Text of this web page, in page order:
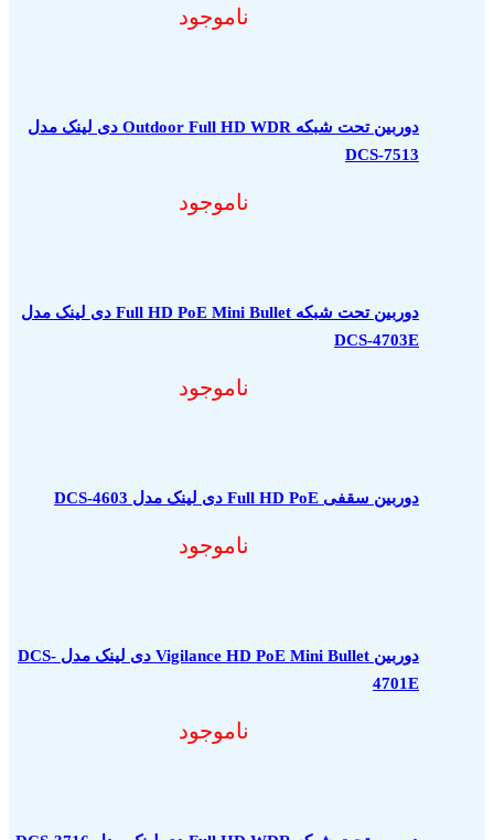
ناموجود
دوربین تحت شبکه Outdoor Full HD WDR دی لینک مدل
DCS-7513
ناموجود
دوربین تحت شبکه Full HD PoE Mini Bullet دی لینک مدل
DCS-4703E
ناموجود
دوربین سقفی Full HD PoE دی لینک مدل DCS-4603
ناموجود
دوربین Vigilance HD PoE Mini Bullet دی لینک مدل DCS-
4701E
ناموجود